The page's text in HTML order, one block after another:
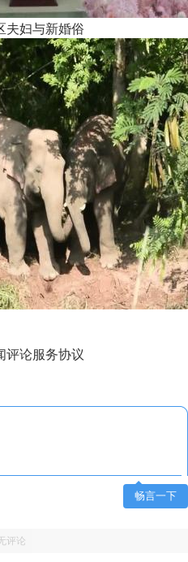
夫妇与新婚俗
评论服务协议
畅言一下
评论